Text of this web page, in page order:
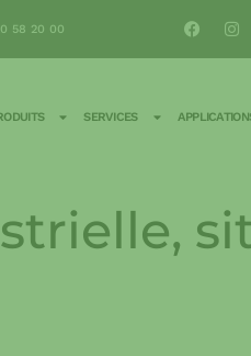
58 20 00
SERVICES